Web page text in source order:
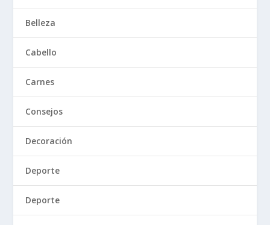
Belleza
Cabello
Carnes
Consejos
Decoración
Deporte
Deporte